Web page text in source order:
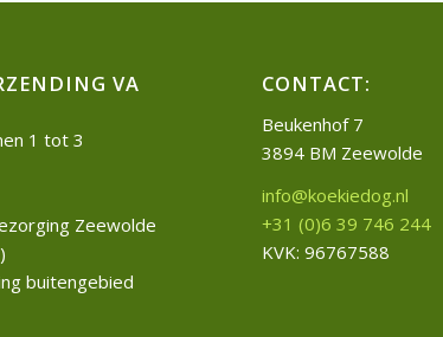
VA
1 tot 3
Zeewolde
buitengebied
CONTACT:
Beukenhof 7
3894 BM Zeewolde
info@koekiedog.nl
+31 (0)6 39 746 244
KVK: 96767588